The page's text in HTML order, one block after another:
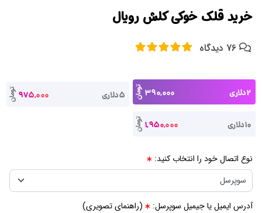
خرید قلک خوکی کلش رویال
2دلاری 390,000 تومان 5دلاری 975,000 تومان
10دلاری 1,950,000 تومان
نوع اتصال خود را انتخاب کنید:
آدرس ایمیل یا جیمیل سوپرسل: (راهنمای تصویری)